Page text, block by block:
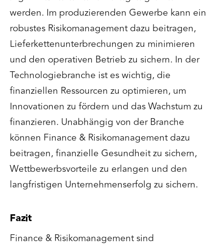
werden. Im produzierenden Gewerbe kann ein
robustes Risikomanagement dazu beitragen,
Lieferkettenunterbrechungen zu minimieren
und den operativen Betrieb zu sichern. In der
Technologiebranche ist es wichtig, die
finanziellen Ressourcen zu optimieren, um
Innovationen zu fördern und das Wachstum zu
finanzieren. Unabhängig von der Branche
können Finance & Risikomanagement dazu
beitragen, finanzielle Gesundheit zu sichern,
Wettbewerbsvorteile zu erlangen und den
langfristigen Unternehmenserfolg zu sichern.
Fazit
Finance & Risikomanagement sind